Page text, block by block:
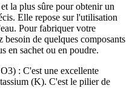
la plus sûre pour obtenir un
Elle repose sur l'utilisation
Pour fabriquer votre
de quelques composants
en sachet ou en poudre.
O3) : C'est une excellente
(K). C'est le pilier de